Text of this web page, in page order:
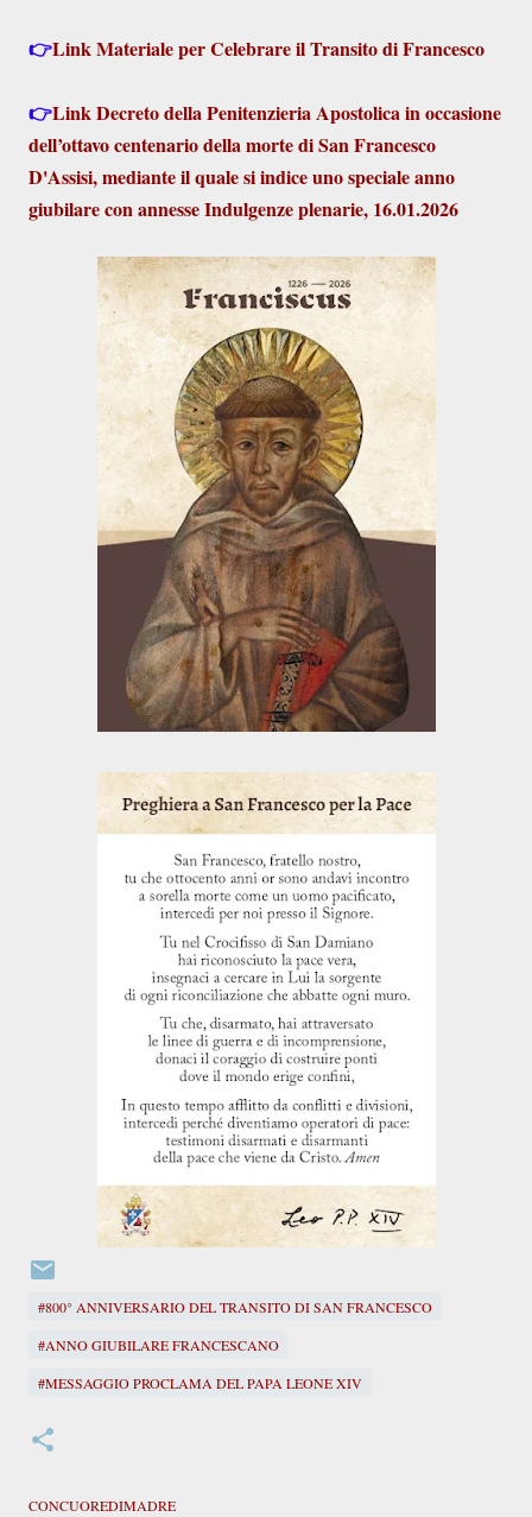
👉Link Materiale per Celebrare il Transito di Francesco
👉Link Decreto della Penitenzieria Apostolica in occasione
dell’ottavo centenario della morte di San Francesco
D'Assisi, mediante il quale si indice uno speciale anno
giubilare con annesse Indulgenze plenarie, 16.01.2026
#800° ANNIVERSARIO DEL TRANSITO DI SAN FRANCESCO
#ANNO GIUBILARE FRANCESCANO
#MESSAGGIO PROCLAMA DEL PAPA LEONE XIV
CONCUOREDIMADRE